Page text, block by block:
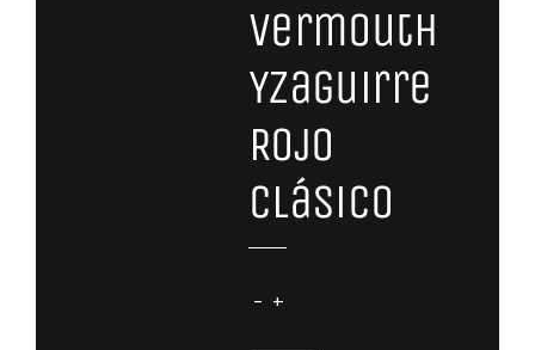
Vermouth
Yzaguirre
Rojo
Clásico
Vermouth